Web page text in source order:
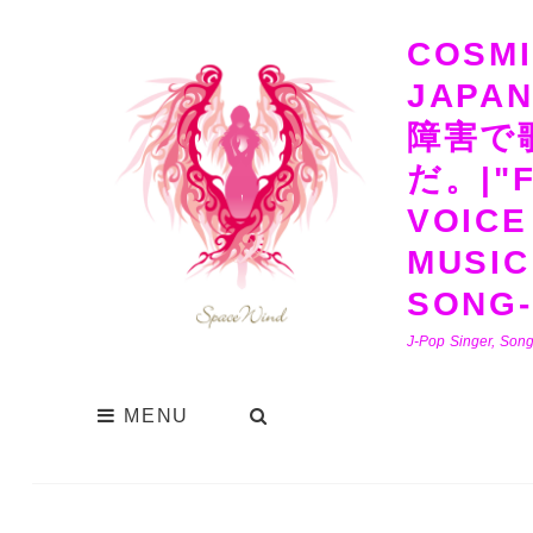
障害で
だ。
J-Pop Singer,
MENU